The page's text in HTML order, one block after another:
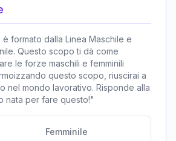
formato dalla Linea Maschile e
Questo scopo ti dà come
le forze maschili e femminili
questo scopo, riuscirai a
nel mondo lavorativo. Risponde alla
nata per fare questo!"
Femminile